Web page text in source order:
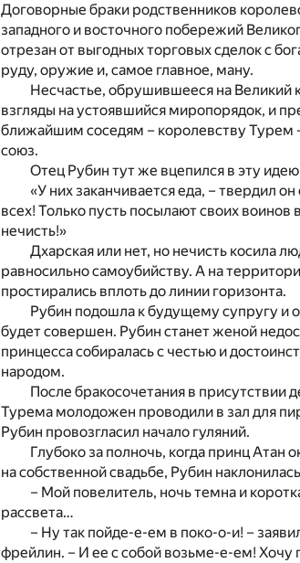
Договорные браки родственников
западного и восточного побережий
отрезан от выгодных торговых сделок с
руду, оружие и, самое главное, ману.
Несчастье, обрушившееся на Великий
взгляды на устоявшийся миропорядок, и
ближайшим соседям – королевству
союз.
Отец Рубин тут же вцепился в эту
«У них заканчивается еда, – твердил
всех! Только пусть посылают своих
нечисть!»
Дхарская или нет, но нечисть косила
равносильно самоубийству. А на
простирались вплоть до линии горизонта.
Рубин подошла к будущему супругу и
будет совершен. Рубин станет женой
принцесса собиралась с честью и
народом.
После бракосочетания в присутствии
Турема молодожен проводили в зал для
Рубин провозгласил начало гуляний.
Глубоко за полночь, когда принц Атан
на собственной свадьбе, Рубин
– Мой повелитель, ночь темна и
рассвета…
– Ну так пойде-е-ем в поко-о-и! –
фрейлин. – И ее с собой возьме-е-ем! Хочу